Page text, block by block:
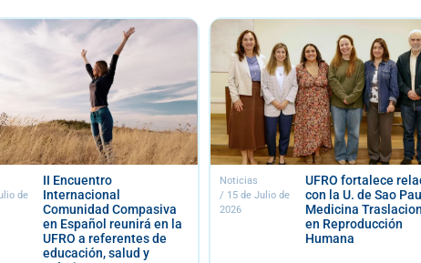
Compasiva
Español reunirá en la
a referentes de
salud y
15 de Julio de
2026
UFRO fortalece relación
con la U. de Sao Paulo en
Medicina Traslacional
en Reproducción